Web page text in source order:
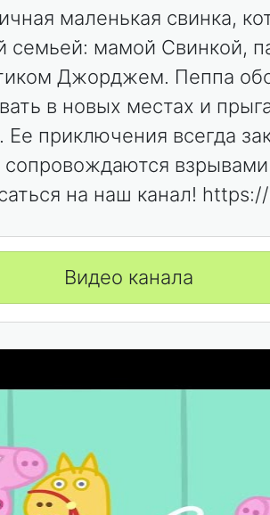
маленькая свинка,
семьей: мамой Свинкой,
Джорджем. Пеппа
в новых местах и
приключения всегда
сопровождаются
на наш канал!
Видео канала